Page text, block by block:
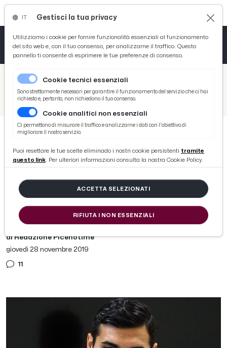
/ Picenotime
/ Ascoli Time
Ascoli Calcio, Petrucci: “Gruppo unito e sano che può ancora migliorare. A Salerno gara difficile”
Ascoli Calcio, Petrucci: “Gruppo
unito e sano che può ancora
migliorare. A Salerno gara
difficile”
di Redazione Picenotime
giovedì 28 novembre 2019
11
Gestisci la tua privacy
Utilizziamo i cookie per fornire funzionalità essenziali al funzionamento
del sito web e, con il tuo consenso, per analizzarne il traffico. Questo
pannello ti consente di esprimere le tue preferenze di consenso.
Cookie tecnici essenziali
Sono strettamente necessari per garantire il funzionamento del servizio che ci hai
richiesto e, pertanto, non richiedono il tuo consenso.
Cookie analitici non essenziali
Ci permettono di misurare il traffico e analizzarne i dati con l'obiettivo di
migliorare il nostro servizio.
Puoi resettare le tue scelte eliminado i nostri cookie persistenti tramite
questo link. Per ulteriori informazioni consulta la nostra Cookie Policy.
ACCETTA SELEZIONATI
RIFIUTA I NON ESSENZIALI
Tutto News
Tutto Sport
Basket
Ciclismo
Tutto Curiosità